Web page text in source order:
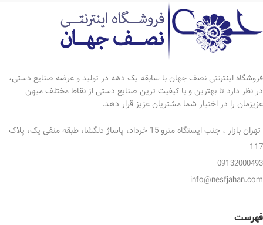
*رنگ ثابت
*دارای ضمانت نامه 5ساله
فروشگاه اینترنتی نصف جهان با سابقه یک دهه در تولید و عرضه صنایع دستی،
در نظر دارد تا بهترین و با کیفیت ترین صنایع دستی از نقاط مختلف میهن
عزیزمان را در اختیار شما مشتریان عزیز قرار دهد.
تهران بازار ، جنب ایستگاه مترو 15 خرداد، پاساژ دلگشا، طبقه منفی یک، پلاک
117
09132000493
info@nesfjahan.com
فهرست